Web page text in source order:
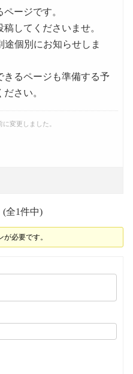
ージです。
してくださいませ。
個別にお知らせしま
きるページも準備する予
さい。
変更しました。
(全1件中)
必要です。